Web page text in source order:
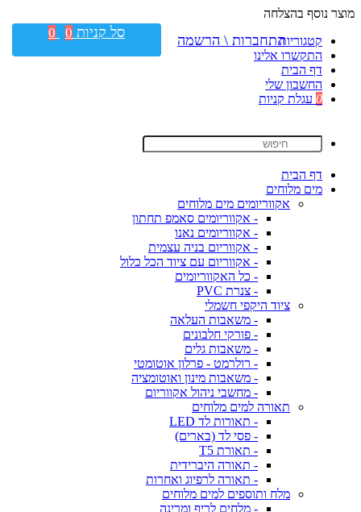
מוצר נוסף בהצלחה
קטגוריות
התקשרו אלינו
דף הבית
החשבון שלי
0 עגלת קניות
דף הבית
מים מלוחים
אקווריומים מים מלוחים
- אקווריומים סאמפ תחתון
- אקווריומים נאנו
- אקווריום בניה עצמית
- אקווריום עם ציוד הכל כלול
- כל האקווריומים
- צנרת PVC
ציוד היקפי חשמלי
- משאבות העלאה
- פורקי חלבונים
- משאבות גלים
- רולרמט - פרלון אוטומטי
- משאבות מינון ואוטומציה
- מחשבי ניהול אקווריום
תאורה למים מלוחים
- תאורות לד LED
- פסי לד (בארים)
- תאורת T5
- תאורה היברידית
- תאורה לרפיוג ואחרות
מלח ותוספים למים מלוחים
- מלחים לריף ומרינה
התחברות \ הרשמה סל קניות 0
0